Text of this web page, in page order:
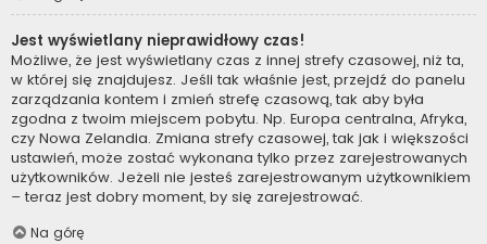
Jest wyświetlany nieprawidłowy czas!
Możliwe, że jest wyświetlany czas z innej strefy czasowej, niż ta,
w której się znajdujesz. Jeśli tak właśnie jest, przejdź do panelu
zarządzania kontem i zmień strefę czasową, tak aby była
zgodna z twoim miejscem pobytu. Np. Europa centralna, Afryka,
czy Nowa Zelandia. Zmiana strefy czasowej, tak jak i większości
ustawień, może zostać wykonana tylko przez zarejestrowanych
użytkowników. Jeżeli nie jesteś zarejestrowanym użytkownikiem
– teraz jest dobry moment, by się zarejestrować.
Na górę